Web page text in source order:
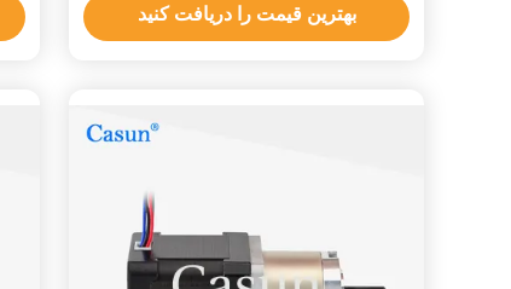
بهترین قیمت را دریافت کنید